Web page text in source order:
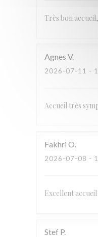
Très bon
Agnes V
2026-07-11 -
Accueil très
Fakhri O
2026-07-08 -
Excellent
Stef P